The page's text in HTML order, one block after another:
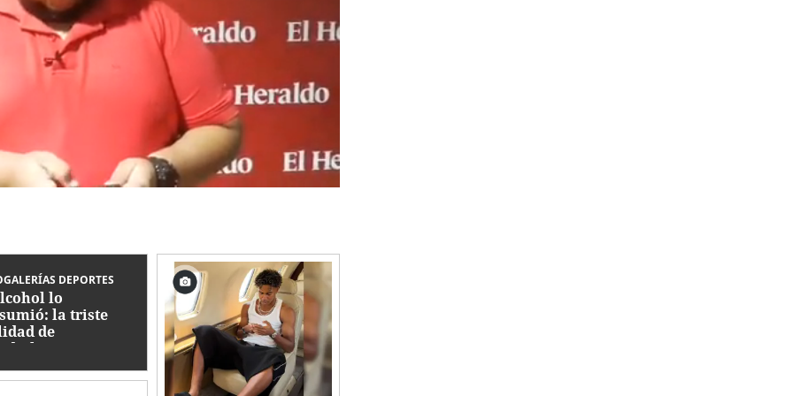
DEPORTES
lo
la triste
de
con